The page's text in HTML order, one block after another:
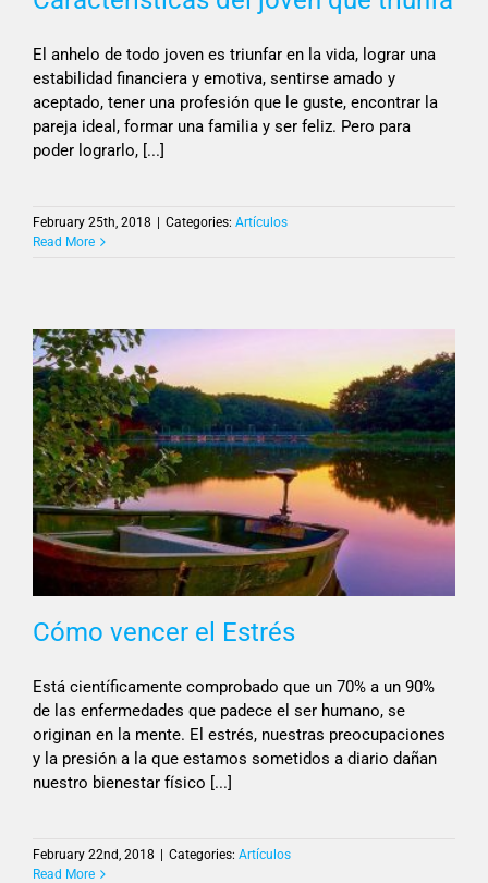
El anhelo de todo joven es triunfar en la vida, lograr una
estabilidad financiera y emotiva, sentirse amado y
aceptado, tener una profesión que le guste, encontrar la
pareja ideal, formar una familia y ser feliz. Pero para
poder lograrlo, [...]
February 25th, 2018 | Categories: Artículos
Read More
Cómo vencer el Estrés
Está científicamente comprobado que un 70% a un 90%
de las enfermedades que padece el ser humano, se
originan en la mente. El estrés, nuestras preocupaciones
y la presión a la que estamos sometidos a diario dañan
nuestro bienestar físico [...]
February 22nd, 2018 | Categories: Artículos
Read More